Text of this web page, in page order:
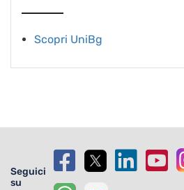
Scopri UniBg
Seguici
su